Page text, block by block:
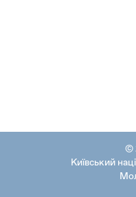
©
Київський